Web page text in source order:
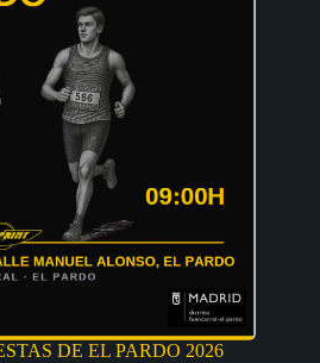
DE EL PARDO 2026